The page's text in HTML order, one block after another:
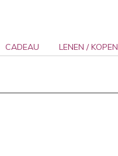
CADEAU LENEN / KOPEN